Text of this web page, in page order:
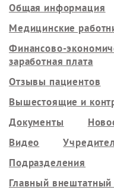
Общая информация
Медицинские
Финансово-
заработная плата
Отзывы пациентов
Вышестоящие и
Документы
Видео
Подразделения
Главный внештатный